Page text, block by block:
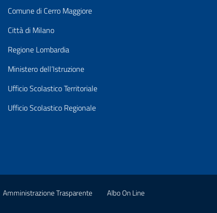
Comune di Cerro Maggiore
Città di Milano
Regione Lombardia
Ministero dell’Istruzione
Ufficio Scolastico Territoriale
Ufficio Scolastico Regionale
Amministrazione Trasparente Albo On Line